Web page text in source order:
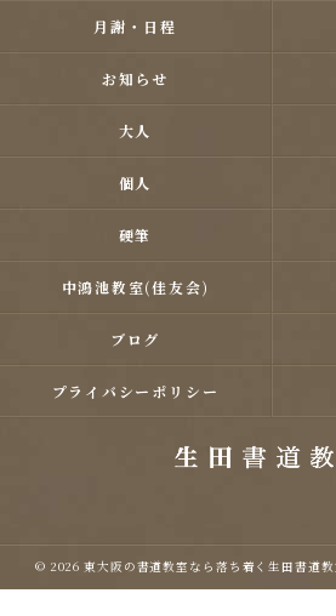
月謝・日程
お知らせ
大人
個人
硬筆
中鴻池教室(佳友会)
ブログ
プライバシーポリシー
© 2026 東大阪の書道教室なら落ち着く生田書道